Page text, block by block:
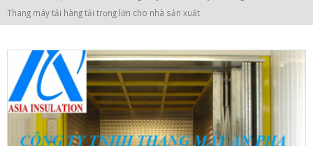
Thang máy tải hàng tải trọng lớn cho nhà sản xuất